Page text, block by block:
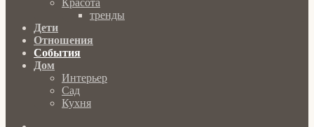
Красота
тренды
Дети
Отношения
События
Дом
Интерьер
Сад
Кухня